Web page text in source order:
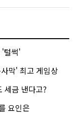
'털썩'
막' 최고 게임상
세금 낸다고?
요인은